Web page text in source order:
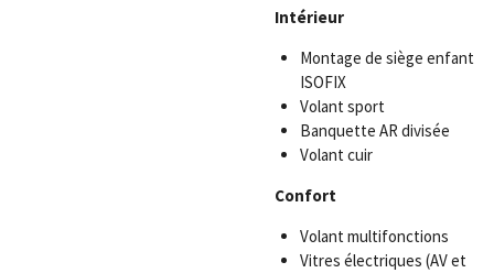
Intérieur
Montage de siège enfant
ISOFIX
Volant sport
Banquette AR divisée
Volant cuir
Confort
Volant multifonctions
Vitres électriques (AV et